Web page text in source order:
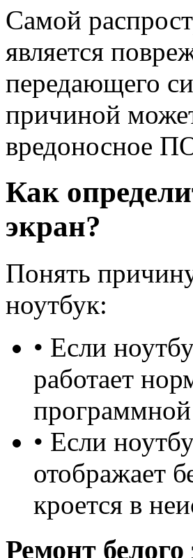
Самой
является
передающего
причиной
вредоносное
Как
экран?
Понять
ноутбук:
• Если
работает
программной
• Если
отображает
кроется в
Ремонт